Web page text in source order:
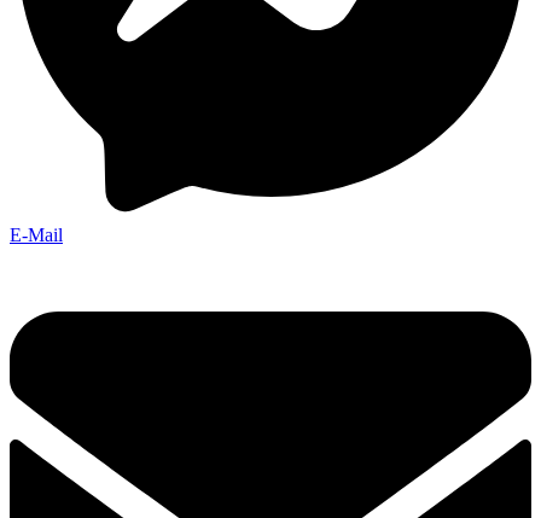
E-Mail